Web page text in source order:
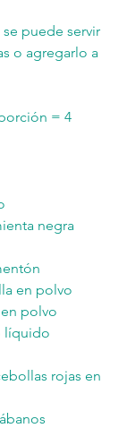
puede servir
o agregarlo a
= 4
negra
en polvo
polvo
líquido
rojas en